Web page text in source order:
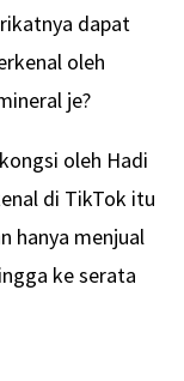
dapat
oleh
je?
oleh Hadi
di TikTok itu
hanya menjual
ke serata